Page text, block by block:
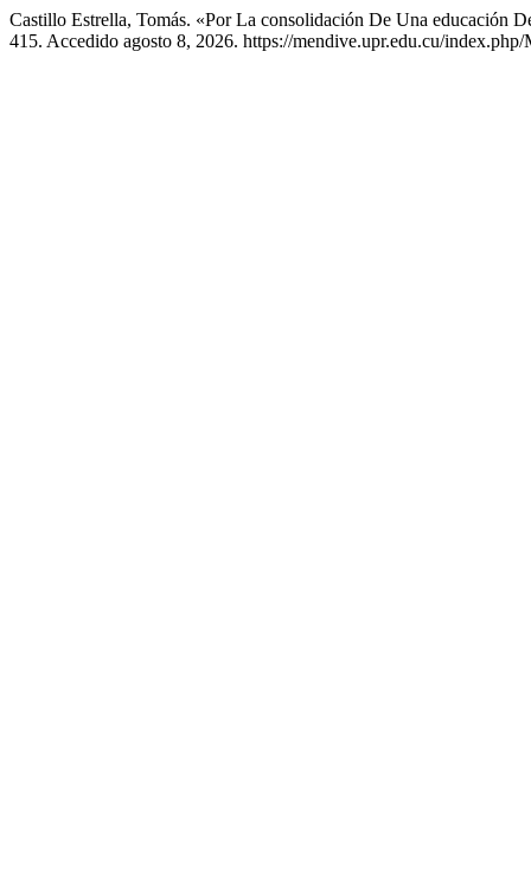
Castillo Estrella, Tomás. «Por La consolidación De Una educación
415. Accedido agosto 8, 2026. https://mendive.upr.edu.cu/